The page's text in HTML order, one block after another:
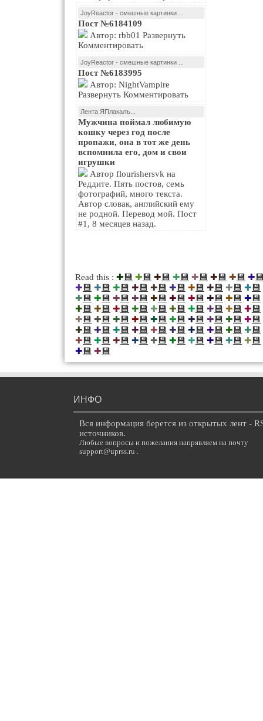
JoyReactor - смешные картинки ...
Пост №6184109
Комментировать
JoyReactor - смешные картинки ...
Пост №6183995
Развернуть Комментировать
Лента ЯПлакалъ...
Мужчина поймал любимую
кошку через год после
пропажи, она в тот же день
вспомнила его, дом и свои
игрушки
Реддите. Пять постов, семь
фотографий, много текста.
Автор словак, английский ему
не родной. Перевод мой. Пост
#1, 8 месяцев назад.
Read this : ✚💾 ✚💾 ✚💾 ✚💾 ✚💾 ✚💾 ✚💾 ✚
✚💾 ✚💾 ✚💾 ✚💾 ✚💾 ✚💾 ✚💾 ✚💾 ✚💾 ✚💾
✚💾 ✚💾 ✚💾 ✚💾 ✚💾 ✚💾 ✚💾 ✚💾 ✚💾 ✚💾
✚💾 ✚💾 ✚💾 ✚💾 ✚💾 ✚💾 ✚💾 ✚💾 ✚💾 ✚💾
✚💾 ✚💾 ✚💾 ✚💾 ✚💾 ✚💾 ✚💾 ✚💾 ✚💾 ✚💾
✚💾 ✚💾 ✚💾 ✚💾 ✚💾 ✚💾 ✚💾 ✚💾 ✚💾 ✚💾
✚💾 ✚💾 ✚💾 ✚💾 ✚💾 ✚💾 ✚💾 ✚💾 ✚💾 ✚💾
✚💾 ✚💾
ИНФО
Вся информация берется из открытых лент -
источников.
Любые вопросы и пожелания напрявляем на почту
support@uprss.ru .